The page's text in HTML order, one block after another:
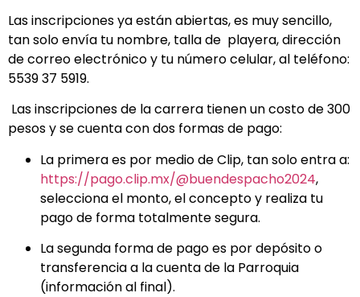
Las inscripciones ya están abiertas, es muy sencillo,
tan solo envía tu nombre, talla de playera, dirección
de correo electrónico y tu número celular, al teléfono:
5539 37 5919.
Las inscripciones de la carrera tienen un costo de 300
pesos y se cuenta con dos formas de pago:
La primera es por medio de Clip, tan solo entra a:
https://pago.clip.mx/@buendespacho2024,
selecciona el monto, el concepto y realiza tu
pago de forma totalmente segura.
La segunda forma de pago es por depósito o
transferencia a la cuenta de la Parroquia
(información al final).